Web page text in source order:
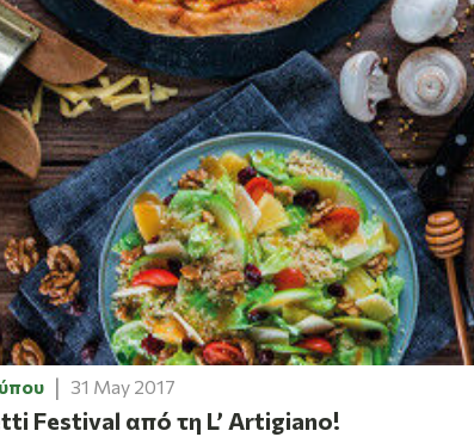
31 May 2017
Festival από τη L’ Artigiano!